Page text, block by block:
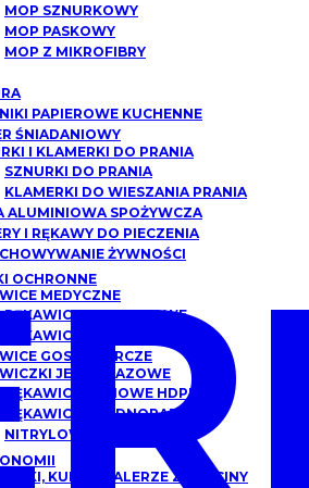
MOP SZNURKOWY
MOP PASKOWY
MOP Z MIKROFIBRY
PAPIEROWE KUCHENNE
ŚNIADANIOWY
I KLAMERKI DO PRANIA
SZNURKI DO PRANIA
KLAMERKI DO WIESZANIA PRANIA
ALUMINIOWA SPOŻYWCZA
I RĘKAWY DO PIECZENIA
ŻYWNOŚCI
OCHRONNE
MEDYCZNE
RĘKAWICZKI NITRYLOWE
RĘKAWICZKI LATEKSOWE
GOSPODARCZE
JEDNORAZOWE
RĘKAWICE FOLIOWE HDPE
RĘKAWICZKI JEDNORAZOWE
NITRYLOWE
KUBKI I TALERZE Z TRZCINY